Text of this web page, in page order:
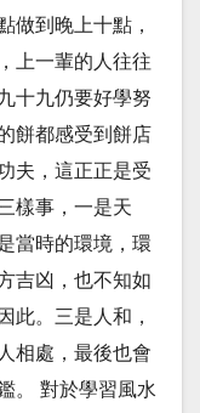
做到晚上十點，
上一輩的人往往
十九仍要好學努
餅都感受到餅店
夫，這正正是受
樣事，一是天
當時的環境，環
吉凶，也不知如
此。三是人和，
相處，最後也會
。 對於學習風水